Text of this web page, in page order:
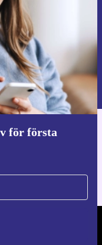
för första
finns i vår
appen
NEW.